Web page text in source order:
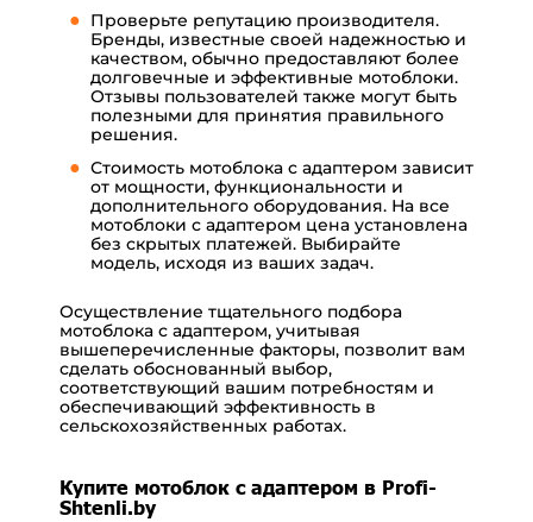
Проверьте репутацию производителя.
Бренды, известные своей надежностью и
качеством, обычно предоставляют более
долговечные и эффективные мотоблоки.
Отзывы пользователей также могут быть
полезными для принятия правильного
решения.
Стоимость мотоблока с адаптером зависит
от мощности, функциональности и
дополнительного оборудования. На все
мотоблоки с адаптером цена установлена
без скрытых платежей. Выбирайте
модель, исходя из ваших задач.
Осуществление тщательного подбора
мотоблока с адаптером, учитывая
вышеперечисленные факторы, позволит вам
сделать обоснованный выбор,
соответствующий вашим потребностям и
обеспечивающий эффективность в
сельскохозяйственных работах.
Купите мотоблок с адаптером в Profi-
Shtenli.by